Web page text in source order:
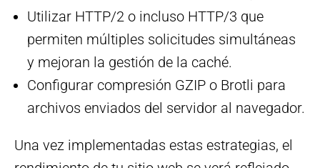
Utilizar HTTP/2 o incluso HTTP/3 que
permiten múltiples solicitudes simultáneas
y mejoran la gestión de la caché.
Configurar compresión GZIP o Brotli para
archivos enviados del servidor al navegador.
Una vez implementadas estas estrategias, el